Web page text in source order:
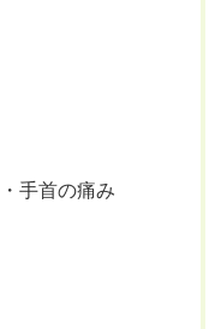
手首の痛み